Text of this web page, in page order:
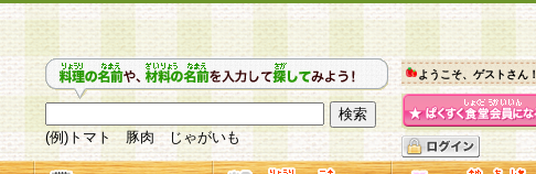
(例)トマト 豚肉 じゃがいも
ようこそ、ゲストさん！